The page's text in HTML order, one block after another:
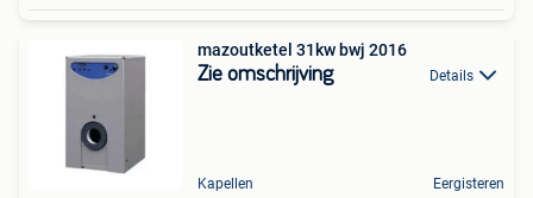
mazoutketel 31kw bwj 2016
Zie omschrijving Details
Kapellen Eergisteren